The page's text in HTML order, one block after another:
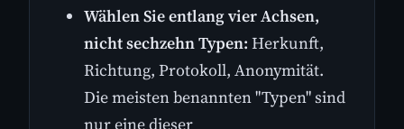
Wählen Sie entlang vier Achsen,
nicht sechzehn Typen: Herkunft,
Richtung, Protokoll, Anonymität.
Die meisten benannten "Typen" sind
nur eine dieser